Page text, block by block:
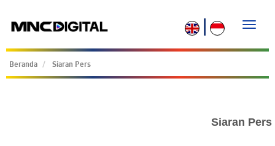
Toggle
Beranda Siaran Pers
Siaran Pers